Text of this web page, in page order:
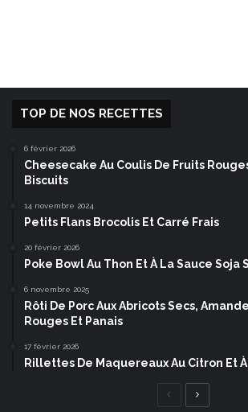
TOP DE NOS RECETTES
6 février 2026
Cheesecake Au Coulis De Fruits
Biscuits
14 novembre 2024
Petits Flans Brocolis Et Carré Frais
20 février 2026
Poke Bowl Au Thon Et À La Sauce Soja
6 novembre 2025
Rôti De Porc Aux Abricots Secs,
Rouges Et Panais
17 février 2026
Rillettes De Maquereaux Au Citron Et À
Page